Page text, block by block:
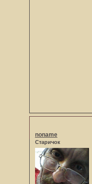
noname
Старичок